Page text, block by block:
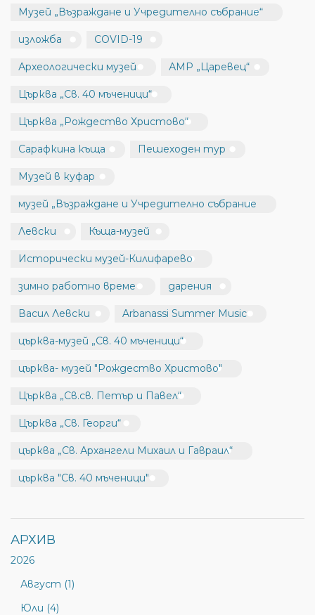
Музей „Възраждане и Учредително събрание“
изложба COVID-19
Археологически музей АМР „Царевец“
Църква „Св. 40 мъченици“
Църква „Рождество Христово“
Сарафкина къща Пешеходен тур
Музей в куфар
музей „Възраждане и Учредително събрание
Левски Къща-музей
Исторически музей-Килифарево
зимно работно време дарения
Васил Левски Arbanassi Summer Music
църква-музей „Св. 40 мъченици“
църква- музей "Рождество Христово"
Църква „Св.св. Петър и Павел“
Църква „Св. Георги“
църква „Св. Архангели Михаил и Гавраил“
църква "Св. 40 мъченици"
АРХИВ
2026
Август (1)
Юли (4)